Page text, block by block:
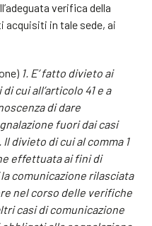
verifica della
acquisiti in tale sede, ai
1. E’ fatto divieto ai
cui all’articolo 41 e a
di dare
fuori dai casi
divieto di cui al comma 1
effettuata ai fini di
comunicazione rilasciata
nel corso delle verifiche
casi di comunicazione